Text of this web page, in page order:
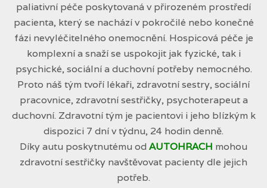
paliativní péče poskytovaná v přirozeném prostředí
pacienta, který se nachází v pokročilé nebo konečné
fázi nevyléčitelného onemocnění. Hospicová péče je
komplexní a snaží se uspokojit jak fyzické, tak i
psychické, sociální a duchovní potřeby nemocného.
Proto náš tým tvoří lékaři, zdravotní sestry, sociální
pracovnice, zdravotní sestřičky, psychoterapeut a
duchovní. Zdravotní tým je pacientovi i jeho blízkým k
dispozici 7 dní v týdnu, 24 hodin denně.
Díky autu poskytnutému od AUTOHRACH mohou
zdravotní sestřičky navštěvovat pacienty dle jejich
potřeb.